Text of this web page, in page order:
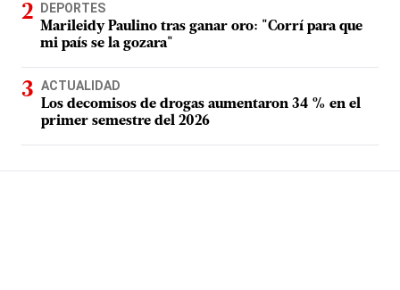
DEPORTES
Marileidy Paulino tras ganar oro: "Corrí para que
mi país se la gozara"
ACTUALIDAD
Los decomisos de drogas aumentaron 34 % en el
primer semestre del 2026